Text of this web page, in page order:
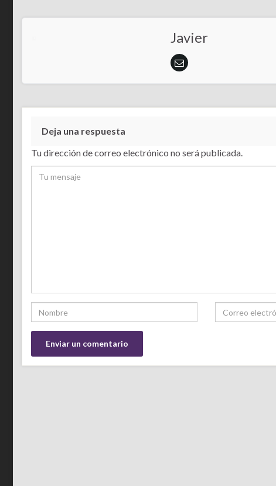
Javier
Deja una respuesta
Tu dirección de correo electrónico no será publicada.